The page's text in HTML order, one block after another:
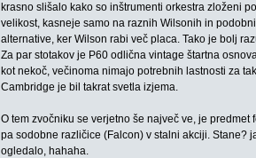
krasno slišalo kako so inštrumenti orkestra zloženi
velikost, kasneje samo na raznih Wilsonih in
alternative, ker Wilson rabi več placa. Tako je bolj
Za par stotakov je P60 odlična vintage štartna
kot nekoč, večinoma nimajo potrebnih lastnosti za
Cambridge je bil takrat svetla izjema.
O tem zvočniku se verjetno še največ ve, je
pa sodobne različice (Falcon) v stalni akciji. Stane?
ogledalo, hahaha.